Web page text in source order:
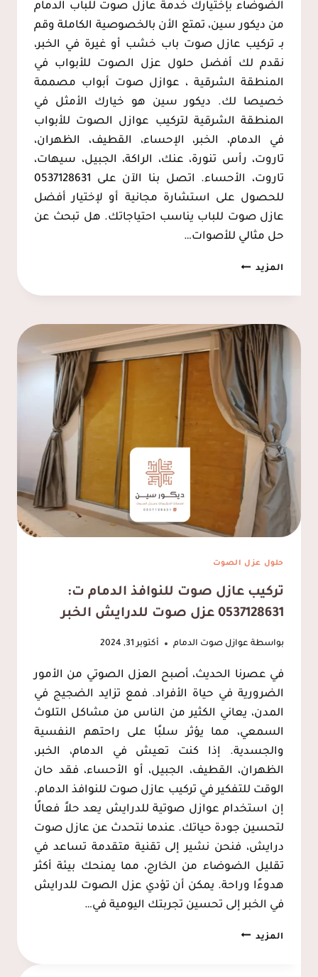
الضوضاء بإختيارك خدمة عازل صوت للباب الدمام
من ديكور سين، تمتع الأن بالخصوصية الكاملة وقم
بـ تركيب عازل صوت باب خشب أو غيرة في الخبر،
نقدم لك أفضل حلول عزل الصوت للأبواب في
المنطقة الشرقية ، عوازل صوت أبواب مصممة
خصيصا لك. ديكور سين هو خيارك الأمثل في
المنطقة الشرقية لتركيب عوازل الصوت للأبواب
في الدمام، الخبر، الإحساء، القطيف، الظهران،
تاروت، رأس تنورة، عنك، الراكة، الجبيل، سيهات،
تاروت، الأحساء. اتصل بنا الآن على 0537128631
للحصول على استشارة مجانية أو لإختيار أفضل
عازل صوت للباب يناسب احتياجاتك. هل تبحث عن
حل مثالي للأصوات…
المزيدعازل
الدمام
–
تركيب
عازل
صوت
باب
الخبر،
حلول
عزل
الصوت
للأبواب
الشرقية
حلول عزل الصوت
تركيب عازل صوت للنوافذ الدمام ت:
0537128631 عزل صوت للدرايش الخبر
بواسطة عوازل صوت الدمام أكتوبر 31, 2024
في عصرنا الحديث، أصبح العزل الصوتي من الأمور
الضرورية في حياة الأفراد. فمع تزايد الضجيج في
المدن، يعاني الكثير من الناس من مشاكل التلوث
السمعي، مما يؤثر سلبًا على راحتهم النفسية
والجسدية. إذا كنت تعيش في الدمام، الخبر،
الظهران، القطيف، الجبيل، أو الأحساء، فقد حان
الوقت للتفكير في تركيب عازل صوت للنوافذ الدمام.
إن استخدام عوازل صوتية للدرايش يعد حلاً فعالًا
لتحسين جودة حياتك. عندما نتحدث عن عازل صوت
درايش، فنحن نشير إلى تقنية متقدمة تساعد في
تقليل الضوضاء من الخارج، مما يمنحك بيئة أكثر
هدوءًا وراحة. يمكن أن تؤدي عزل الصوت للدرايش
في الخبر إلى تحسين تجربتك اليومية في…
المزيدتركيب